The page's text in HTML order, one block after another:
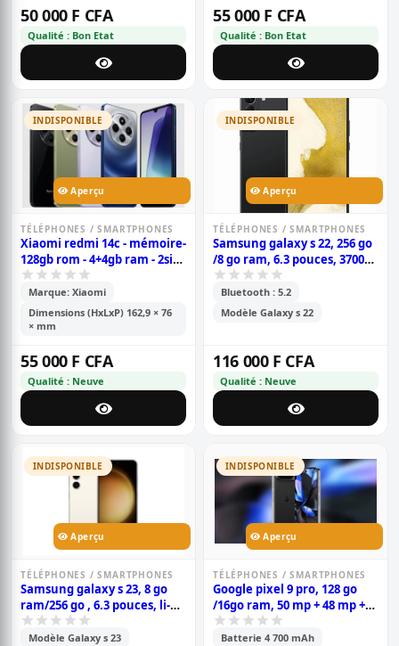
50 000 F CFA
Qualité : Bon Etat
55 000 F CFA
Qualité : Bon Etat
INDISPONIBLE
Aperçu
TÉLÉPHONES / SMARTPHONES
Xiaomi redmi 14c - mémoire-
128gb rom - 4+4gb ram - 2sim
- caméra 50+2+2mp -
batterie- 5160mah - 6.88
pouces- garantie 6 mois
Marque: Xiaomi
Dimensions (HxLxP) 162,9 × 76
× mm
55 000 F CFA
Qualité : Neuve
INDISPONIBLE
Aperçu
TÉLÉPHONES / SMARTPHONES
Samsung galaxy s 22, 256 go
/8 go ram, 6.3 pouces, 3700
mah, garantie 6 mois
Bluetooth : 5.2
Modèle Galaxy s 22
116 000 F CFA
Qualité : Neuve
INDISPONIBLE
Aperçu
TÉLÉPHONES / SMARTPHONES
Samsung galaxy s 23, 8 go
ram/256 go , 6.3 pouces, li-
ion 3900 mah, garantie 6
mois
Modèle Galaxy s 23
INDISPONIBLE
Aperçu
TÉLÉPHONES / SMARTPHONES
Google pixel 9 pro, 128 go
/16go ram, 50 mp + 48 mp +
48 mp / 42 mp, 6.3\'\' 4700
mah, garantie 6 mois
Batterie 4 700 mAh